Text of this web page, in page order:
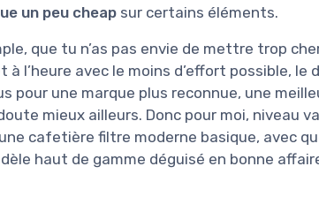
un peu cheap sur certains éléments.
que tu n’as pas envie de mettre trop
à l’heure avec le moins d’effort possible,
pour une marque plus reconnue, une
mieux ailleurs. Donc pour moi, niveau
cafetière filtre moderne basique, avec
haut de gamme déguisé en bonne